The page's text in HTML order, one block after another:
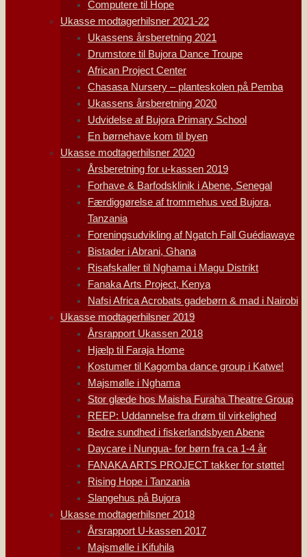
Computere til Hope
Ukasse modtagerhilsner 2021-22
Ukassens årsberetning 2021
Drumstore til Bujora Dance Troupe
African Project Center
Chasasa Nursery – planteskolen på Pemba
Ukassens årsberetning 2020
Udvidelse af Bujora Primary School
En børnehave kom til byen
Ukasse modtagerhilsner 2020
Årsberetning for u-kassen 2019
Forhave & Barfodsklinik i Abene, Senegal
Færdiggørelse af trommehus ved Bujora,
Tanzania
Foreningsudvikling af Ngatch Fall Guédiawaye
Bistader i Abrani, Ghana
Risafskaller til Nghama i Magu Distrikt
Fanaka Arts Project, Kenya
Nafsi Africa Acrobats gadebørn & mad i Nairobi
Ukasse modtagerhilsner 2019
Årsrapport Ukassen 2018
Hjælp til Faraja Home
Kostumer til Kagomba dance group i Katwe!
Majsmølle i Nghama
Stor glæde hos Maisha Furaha Theatre Group
REEP: Uddannelse fra drøm til virkelighed
Bedre sundhed i fiskerlandsbyen Abene
Daycare i Nungua- for børn fra ca 1-4 år
FANAKA ARTS PROJECT takker for støtte!
Rising Hope i Tanzania
Slangehus på Bujora
Ukasse modtagerhilsner 2018
Årsrapport U-kassen 2017
Majsmølle i Kifuhila